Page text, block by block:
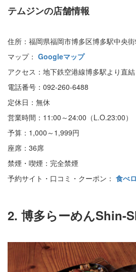
テムジンの店舗情報
住所：福岡県福岡市博多区博多駅中央
マップ： Googleマップ
アクセス：地下鉄空港線博多駅より直結
電話番号：092-260-6488
定休日：無休
営業時間：11:00～24:00（L.O.23:00）
予算：1,000～1,999円
座席：36席
禁煙・喫煙：完全禁煙
予約サイト・口コミ・クーポン： 食べ
2. 博多らーめんShin-